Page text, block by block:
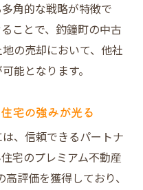
角的な戦略が特徴で
ことで、釣鐘町の中古
の売却において、他社
能となります。
宅の強みが光る
、信頼できるパートナ
宅のプレミアム不動産
評価を獲得しており、